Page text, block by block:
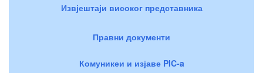
Извјештаји високог представника
Правни документи
Комуникеи и изјаве PIC-a